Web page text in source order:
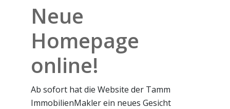
Neue
Homepage
online!
Ab sofort hat die Website der Tamm
ImmobilienMakler ein neues Gesicht